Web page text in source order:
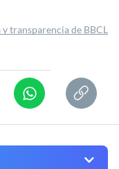
y transparencia de BBCL